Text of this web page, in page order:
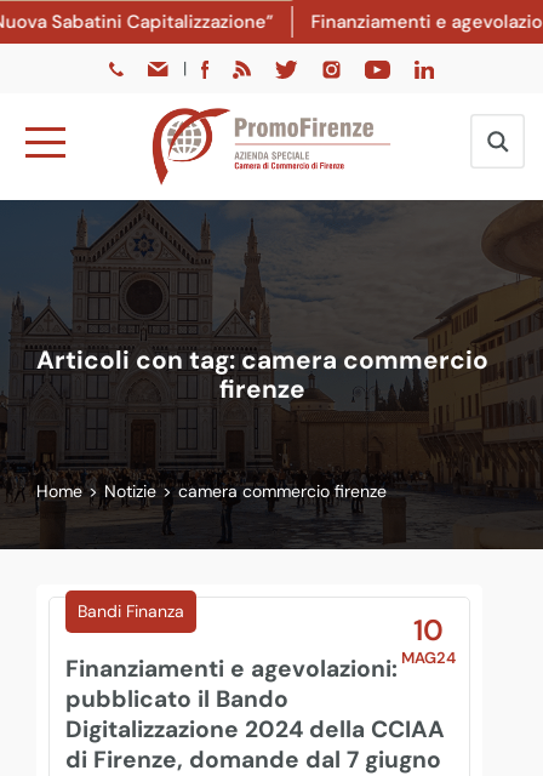
Sabatini Capitalizzazione” Finanziamenti e
|
Articoli con tag: camera commercio
firenze
Home > Notizie > camera commercio firenze
10
MAG24
Bandi Finanza
Finanziamenti e agevolazioni:
pubblicato il Bando
Digitalizzazione 2024 della CCIAA
di Firenze, domande dal 7 giugno